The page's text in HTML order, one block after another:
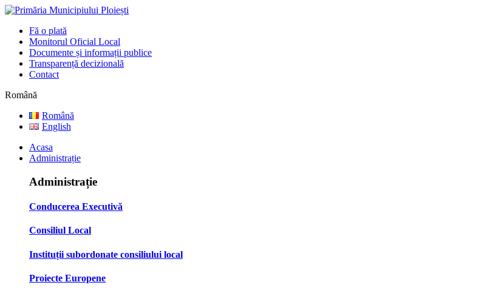
Fă o plată
Monitorul Oficial Local
Documente și informații publice
Transparență decizională
Contact
Română
Română
English
Acasa
Administrație
Administrație
Conducerea Executivă
Consiliul Local
Instituții subordonate consiliului local
Proiecte Europene